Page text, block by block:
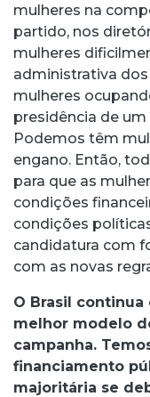
mulheres na
partido, nos
mulheres
administrativa
mulheres
presidência de um
Podemos têm
engano. Então,
para que as
condições
condições
candidatura com
com as novas
O Brasil
melhor modelo
campanha.
financiamento
majoritária se